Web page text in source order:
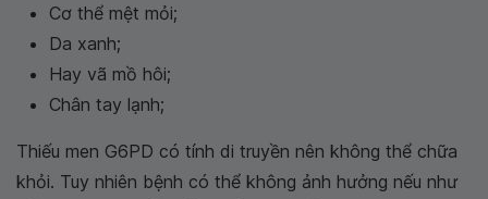
Cơ thể mệt mỏi;
Da xanh;
Hay vã mồ hôi;
Chân tay lạnh;
Thiếu men G6PD có tính di truyền nên không thể chữa
khỏi. Tuy nhiên bệnh có thể không ảnh hưởng nếu như